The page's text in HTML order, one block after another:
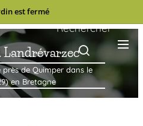
est fermé
de Quimper dans le
en Bretagne
Rechercher